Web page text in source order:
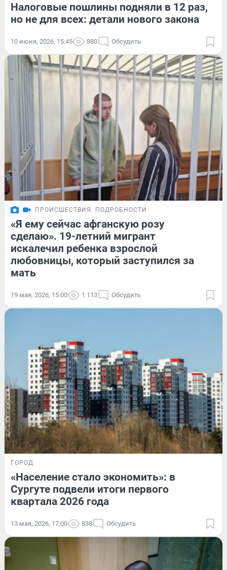
Налоговые пошлины подняли в 12 раз,
но не для всех: детали нового закона
10 июня, 2026, 15:45 880 Обсудить
ПРОИСШЕСТВИЯ ПОДРОБНОСТИ
«Я ему сейчас афганскую розу
сделаю». 19-летний мигрант
искалечил ребенка взрослой
любовницы, который заступился за
мать
19 мая, 2026, 15:00 1 113 Обсудить
ГОРОД
«Население стало экономить»: в
Сургуте подвели итоги первого
квартала 2026 года
13 мая, 2026, 17:00 838 Обсудить